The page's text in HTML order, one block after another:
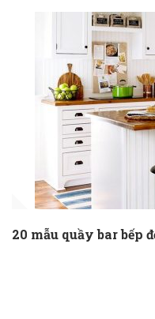
20 mẫu quầy bar bếp